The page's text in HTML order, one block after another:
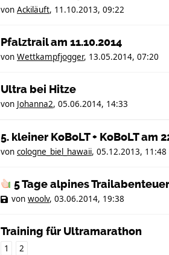
von Ackiläuft, 11.10.2013, 09:22
Pfalztrail am 11.10.2014
von Wettkampfjogger, 13.05.2014, 07:20
Ultra bei Hitze
von Johanna2, 05.06.2014, 14:33
5. kleiner KoBoLT + KoBoLT am
von cologne_biel_hawaii, 05.12.2013, 11:48
5 Tage alpines
von woolv, 03.06.2014, 19:38
Training für Ultramarathon
1
2